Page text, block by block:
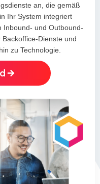
an, die gemäß
Ihr System integriert
Inbound- und Outbound-
Dienste und
zu Technologie.